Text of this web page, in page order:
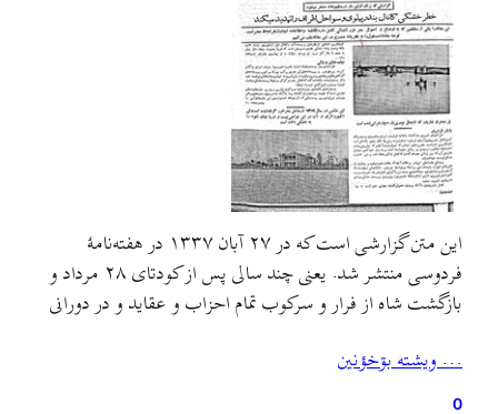
این متن گزارشی است که در ۲۷ آبان ۱۳۳۷ در هفته‌نامهٔ
فردوسی منتشر شد. یعنی چند سالی پس از کودتای ۲۸ مرداد و
بازگشت شاه از فرار و سرکوب تمام احزاب و عقايد و در دورانی
مشورتی کشوری و لشکری ایران حضور و نظارت
داشتند.هفته‌نامهٔ…
… ويشته بۊخؤنين
0